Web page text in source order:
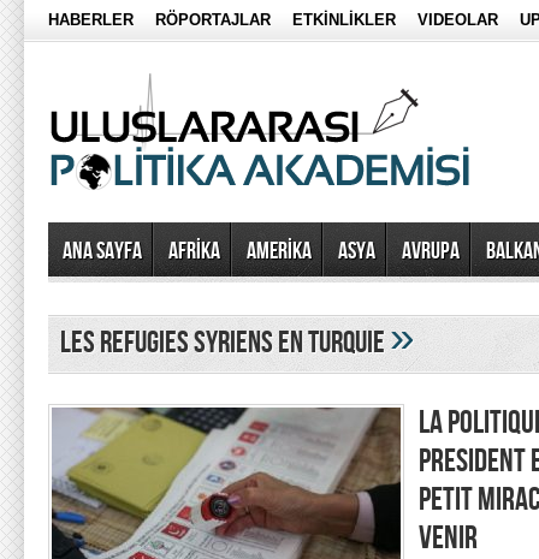
HABERLER RÖPORTAJLAR ETKİNLİKLER VIDEOLAR
Ana Sayfa AFRİKA AMERİKA ASYA AVRUPA
les refugies syriens en turquie»
LA
PRESIDENT
PETIT
VENIR